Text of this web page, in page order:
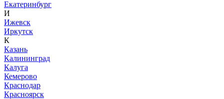
Екатеринбург
И
Ижевск
Иркутск
К
Казань
Калининград
Калуга
Кемерово
Краснодар
Красноярск